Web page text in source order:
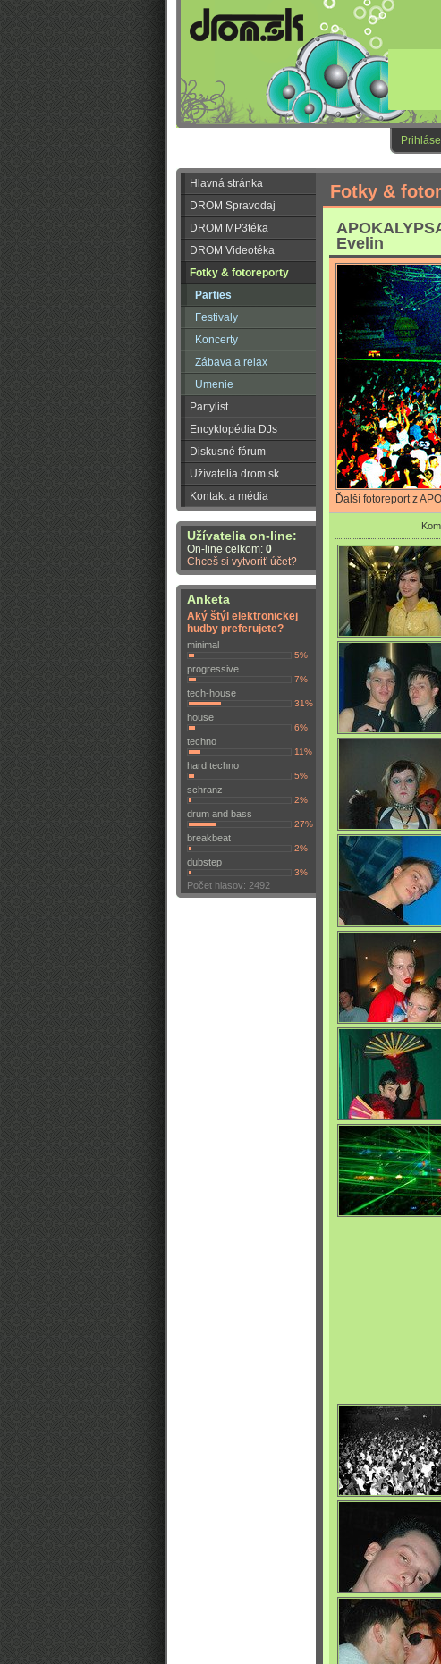
Hlavná stránka
DROM Spravodaj
DROM MP3téka
DROM Videotéka
Fotky & fotoreporty
Parties
Festivaly
Koncerty
Zábava a relax
Umenie
Partylist
Encyklopédia DJs
Diskusné fórum
Užívatelia drom.sk
Kontakt a média
Užívatelia on-line:
On-line celkom: 0
Chceš si vytvoriť účet?
Anketa
Aký štýl elektronickej
hudby preferujete?
minimal
5%
progressive
7%
tech-house
31%
house
6%
techno
11%
hard techno
5%
schranz
2%
drum and bass
27%
breakbeat
2%
dubstep
3%
Počet hlasov: 2492
Fotky &
Evelin
Ďalší fotoreport z
0/
0/
0/
0/
0/